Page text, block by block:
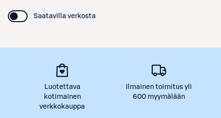
Saatavilla verkosta
Luotettava
kotimainen
verkkokauppa
Ilmainen toimitus yli
600 myymälään